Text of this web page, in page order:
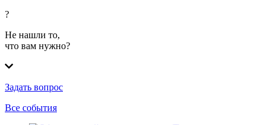
?
Не нашли то,
что вам нужно?
Задать вопрос
Все события